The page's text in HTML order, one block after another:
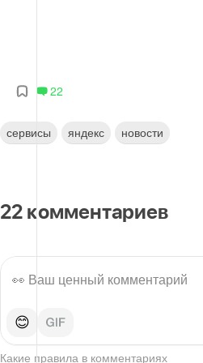
22
сервисы яндекс новости
22 комментариев
😊
Какие правила в комментариях